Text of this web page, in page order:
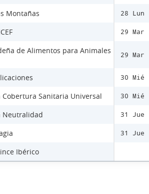
Montañas
de Alimentos para Animales
Sanitaria Universal
Neutralidad
Ibérico
28 Lun
29 Mar
29 Mar
30 Mié
30 Mié
31 Jue
31 Jue